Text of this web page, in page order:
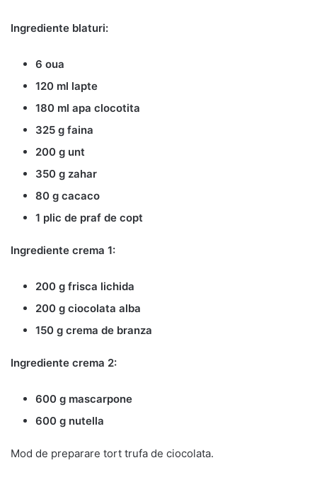
Ingrediente blaturi:
6 oua
120 ml lapte
180 ml apa clocotita
325 g faina
200 g unt
350 g zahar
80 g cacaco
1 plic de praf de copt
Ingrediente crema 1:
200 g frisca lichida
200 g ciocolata alba
150 g crema de branza
Ingrediente crema 2:
600 g mascarpone
600 g nutella
Mod de preparare tort trufa de ciocolata.